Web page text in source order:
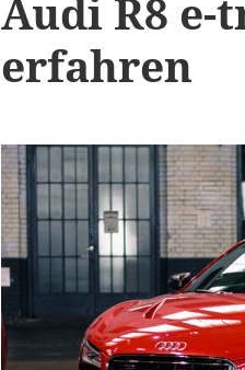
Audi R8 e-
erfahren